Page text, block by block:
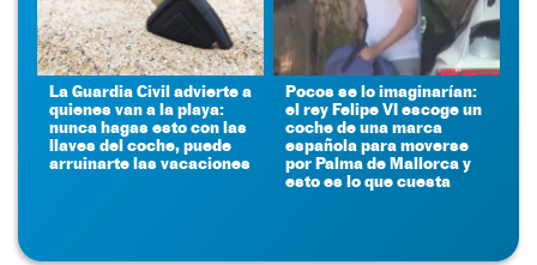
La Guardia Civil advierte a
quienes van a la playa:
nunca hagas esto con las
llaves del coche, puede
arruinarte las vacaciones
Pocos se lo imaginarían:
el rey Felipe VI escoge un
coche de una marca
española para moverse
por Palma de Mallorca y
esto es lo que cuesta